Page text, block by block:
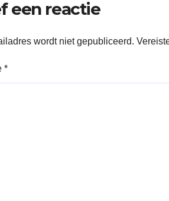
een reactie
wordt niet gepubliceerd.
*